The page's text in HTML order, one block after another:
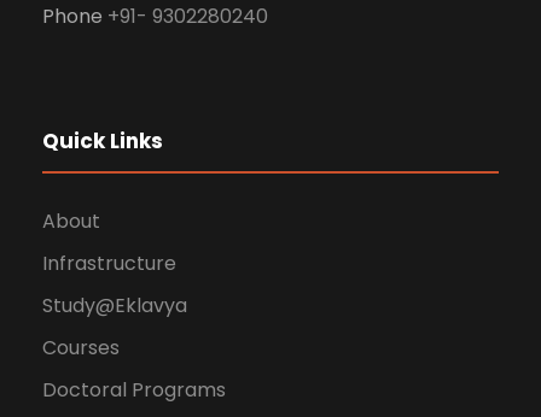
Phone +91- 9302280240
Quick Links
About
Infrastructure
Study@Eklavya
Courses
Doctoral Programs